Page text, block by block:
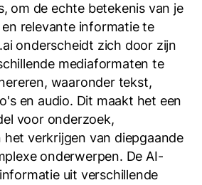
om de echte betekenis van je
relevante informatie te
onderscheidt zich door zijn
mediaformaten te
waaronder tekst,
en audio. Dit maakt het een
voor onderzoek,
verkrijgen van diepgaande
onderwerpen. De AI-
uit verschillende